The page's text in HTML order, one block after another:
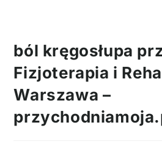
ból kręgosłupa
Fizjoterapia i
Warszawa –